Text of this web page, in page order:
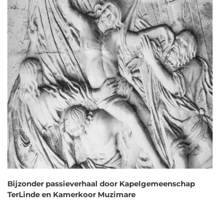
Bijzonder passieverhaal door Kapelgemeenschap
TerLinde en Kamerkoor Muzimare